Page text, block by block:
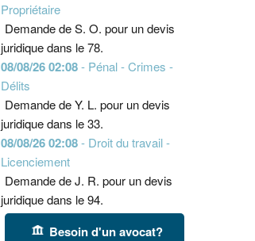
Propriétaire
Demande de S. O. pour un devis
juridique dans le 78.
08/08/26 02:08- Pénal - Crimes -
Délits
Demande de Y. L. pour un devis
juridique dans le 33.
08/08/26 02:08- Droit du travail -
Licenciement
Demande de J. R. pour un devis
juridique dans le 94.
Besoin d'un avocat?